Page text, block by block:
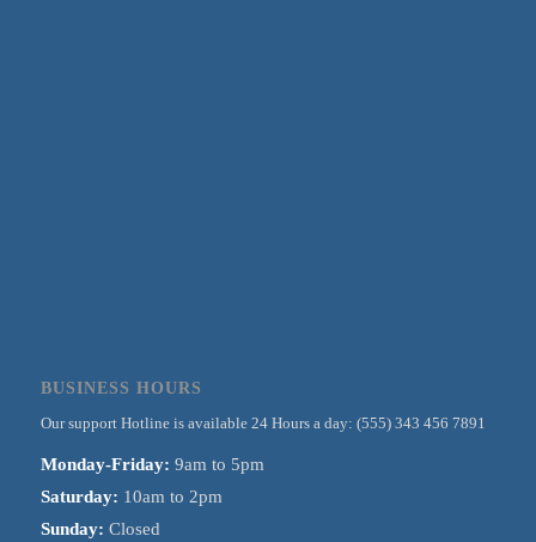
BUSINESS HOURS
Our support Hotline is available 24 Hours a day: (555) 343 456 7891
Monday-Friday: 9am to 5pm
Saturday: 10am to 2pm
Sunday: Closed